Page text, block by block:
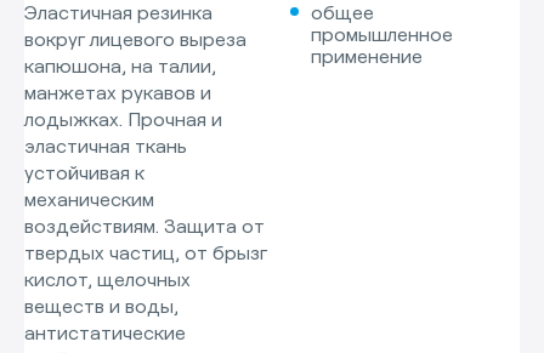
Эластичная резинка
вокруг лицевого выреза
капюшона, на талии,
манжетах рукавов и
лодыжках. Прочная и
эластичная ткань
устойчивая к
механическим
воздействиям. Защита от
твердых частиц, от брызг
кислот, щелочных
веществ и воды,
антистатические
общее
промышленное
применение